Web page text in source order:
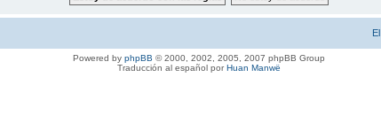
Powered by phpBB © 2000, 2002, 2005, 2007 phpBB Group
Traducción al español porHuan Manwë